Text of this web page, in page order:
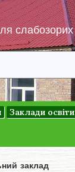
слабозорих
Заклади освіти
заклад